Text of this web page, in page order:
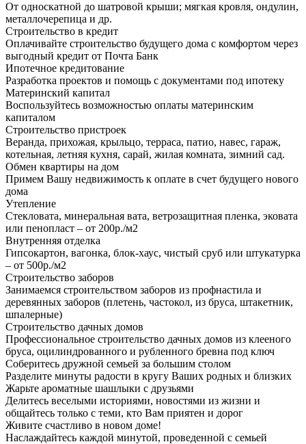
От односкатной до шатровой крыши; мягкая кровля, ондулин,
металлочерепица и др.
Строительство в кредит
Оплачивайте строительство будущего дома с комфортом через
выгодный кредит от Почта Банк
Ипотечное кредитование
Разработка проектов и помощь с документами под ипотеку
Материнский капитал
Воспользуйтесь возможностью оплаты материнским
капиталом
Строительство пристроек
Веранда, прихожая, крыльцо, терраса, патио, навес, гараж,
котельная, летняя кухня, сарай, жилая комната, зимний сад.
Обмен квартиры на дом
Примем Вашу недвижимость к оплате в счет будущего нового
дома
Утепление
Стекловата, минеральная вата, ветрозащитная пленка, эковата
или пенопласт – от 200р./м2
Внутренняя отделка
Гипсокартон, вагонка, блок-хаус, чистый сруб или штукатурка
– от 500р./м2
Строительство заборов
Занимаемся строительством заборов из профнастила и
деревянных заборов (плетень, частокол, из бруса, штакетник,
шпалерные)
Строительство дачных домов
Профессиональное строительство дачных домов из клееного
бруса, оцилиндрованного и рубленного бревна под ключ
Соберитесь дружной семьей за большим столом
Разделите минуты радости в кругу Ваших родных и близких
Жарьте ароматные шашлыки с друзьями
Делитесь веселыми историями, новостями из жизни и
общайтесь только с теми, кто Вам приятен и дорог
Живите счастливо в новом доме!
Наслаждайтесь каждой минутой, проведенной с семьей